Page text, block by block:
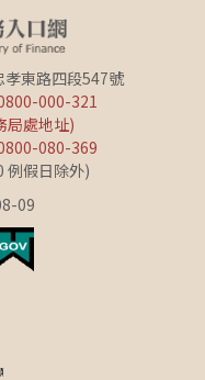
東路四段547號
000-321
局處地址)
080-369
例假日除外)
09